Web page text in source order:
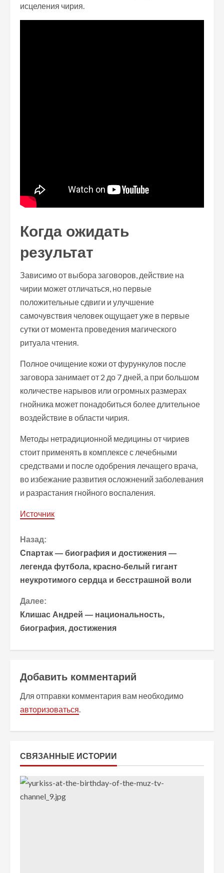
исцеления чирия.
Когда ожидать
результат
Зависимо от выбора заговоров, действие на
чирии может отличаться, но первые
положительные сдвиги и улучшение
самочувствия человек ощущает уже в первые
сутки от момента проведения магического
ритуала чтения.
Полное очищение кожи от фурункулов после
заговора занимает от 2 до 7 дней, а при большом
количестве нарывов или огромных размерах
гнойника может понадобиться более длительное
воздействие в области чирия.
Методы нетрадиционной медицины от чириев
стоит применять в комплексе с лечебными
средствами и после одобрения лечащего врача,
во избежание развития осложнений заболевания
и разрастания гнойного воспаления.
Источник
П
р
о
д
о
л
и
т
ь
ч
т
е
Назад:
Спартак — биография и достижения —
легенда футбола, красно-белый гигант
неукротимого сердца и бесстрашной воли
Далее:
Клишас Андрей — национальность,
биография, достижения
Добавить комментарий
Для отправки комментария вам необходимо
авторизоваться.
СВЯЗАННЫЕ ИСТОРИИ